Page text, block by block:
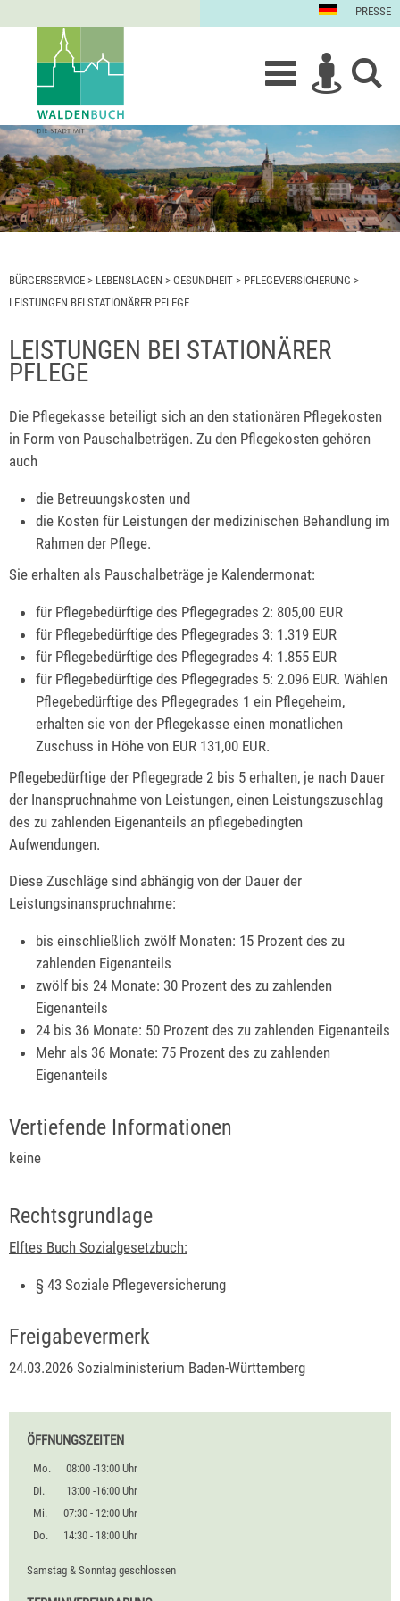
PRESSE
BÜRGERSERVICE > LEBENSLAGEN > GESUNDHEIT > PFLEGEVERSICHERUNG >
LEISTUNGEN BEI STATIONÄRER PFLEGE
LEISTUNGEN BEI STATIONÄRER
PFLEGE
Die Pflegekasse beteiligt sich an den stationären Pflegekosten
in Form von Pauschalbeträgen. Zu den Pflegekosten gehören
auch
die Betreuungskosten und
die Kosten für Leistungen der medizinischen Behandlung im
Rahmen der Pflege.
Sie erhalten als Pauschalbeträge je Kalendermonat:
für Pflegebedürftige des Pflegegrades 2: 805,00 EUR
für Pflegebedürftige des Pflegegrades 3: 1.319 EUR
für Pflegebedürftige des Pflegegrades 4: 1.855 EUR
für Pflegebedürftige des Pflegegrades 5: 2.096 EUR. Wählen
Pflegebedürftige des Pflegegrades 1 ein Pflegeheim,
erhalten sie von der Pflegekasse einen monatlichen
Zuschuss in Höhe von EUR 131,00 EUR.
Pflegebedürftige der Pflegegrade 2 bis 5 erhalten, je nach Dauer
der Inanspruchnahme von Leistungen, einen Leistungszuschlag
des zu zahlenden Eigenanteils an pflegebedingten
Aufwendungen.
Diese Zuschläge sind abhängig von der Dauer der
Leistungsinanspruchnahme:
bis einschließlich zwölf Monaten: 15 Prozent des zu
zahlenden Eigenanteils
zwölf bis 24 Monate: 30 Prozent des zu zahlenden
Eigenanteils
24 bis 36 Monate: 50 Prozent des zu zahlenden Eigenanteils
Mehr als 36 Monate: 75 Prozent des zu zahlenden
Eigenanteils
Vertiefende Informationen
keine
Rechtsgrundlage
Elftes Buch Sozialgesetzbuch:
§ 43 Soziale Pflegeversicherung
Freigabevermerk
24.03.2026 Sozialministerium Baden-Württemberg
ÖFFNUNGSZEITEN
Mo.
08:00 -13:00 Uhr
Di.
13:00 -16:00 Uhr
Mi.
07:30 - 12:00 Uhr
Do.
14:30 - 18:00 Uhr
Samstag & Sonntag geschlossen